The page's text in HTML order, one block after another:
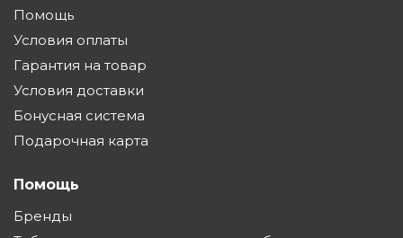
Помощь
Условия оплаты
Гарантия на товар
Условия доставки
Бонусная система
Подарочная карта
Помощь
Бренды